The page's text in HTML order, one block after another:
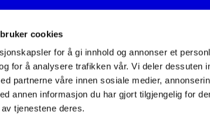
cookies
for å gi innhold og annonser et
for å analysere trafikken vår. Vi deler dessuten
partnerne våre innen sosiale medier,
annen informasjon du har gjort tilgjengelig for
tjenestene deres.